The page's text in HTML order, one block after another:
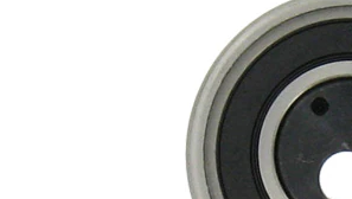
intinzatoare
manual
Diametru
flanșă
62 mm